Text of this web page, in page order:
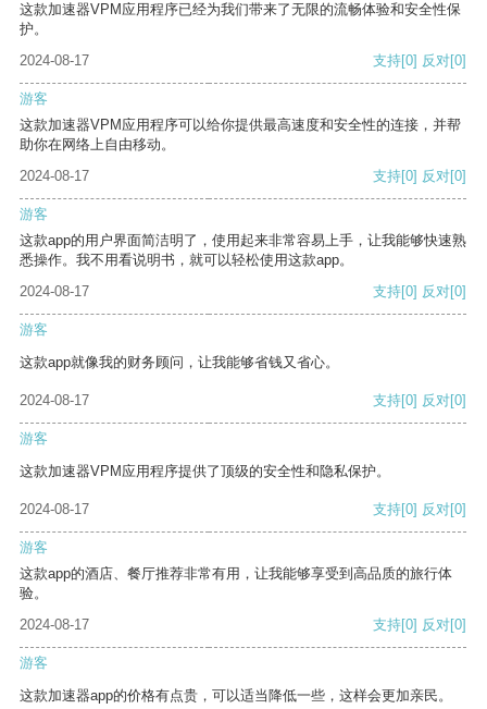
这款加速器VPM应用程序已经为我们带来了无限的流畅体验和安全性保
护。
2024-08-17
支持[0] 反对[0]
游客
这款加速器VPM应用程序可以给你提供最高速度和安全性的连接，并帮
助你在网络上自由移动。
2024-08-17
支持[0] 反对[0]
游客
这款app的用户界面简洁明了，使用起来非常容易上手，让我能够快速熟
悉操作。我不用看说明书，就可以轻松使用这款app。
2024-08-17
支持[0] 反对[0]
游客
这款app就像我的财务顾问，让我能够省钱又省心。
2024-08-17 支持[0] 反对[0]
游客
这款加速器VPM应用程序提供了顶级的安全性和隐私保护。
2024-08-17 支持[0] 反对[0]
游客
这款app的酒店、餐厅推荐非常有用，让我能够享受到高品质的旅行体
验。
2024-08-17
支持[0] 反对[0]
游客
这款加速器app的价格有点贵，可以适当降低一些，这样会更加亲民。